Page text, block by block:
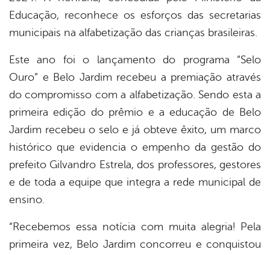
Educação, reconhece os esforços das secretarias
municipais na alfabetização das crianças brasileiras.
Este ano foi o lançamento do programa “Selo
Ouro” e Belo Jardim recebeu a premiação através
do compromisso com a alfabetização. Sendo esta a
primeira edição do prêmio e a educação de Belo
Jardim recebeu o selo e já obteve êxito, um marco
histórico que evidencia o empenho da gestão do
prefeito Gilvandro Estrela, dos professores, gestores
e de toda a equipe que integra a rede municipal de
ensino.
“Recebemos essa notícia com muita alegria! Pela
primeira vez, Belo Jardim concorreu e conquistou